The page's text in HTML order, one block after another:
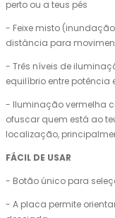
perto ou a teus pés
- Feixe misto
distância para
- Três níveis de
equilíbrio entre potência
- Iluminação vermelha
ofuscar quem está ao
localização,
FÁCIL DE USAR
- Botão único para
- A placa permite